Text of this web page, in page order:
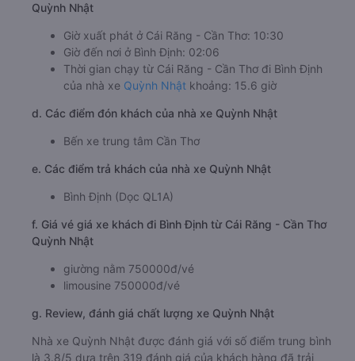
Quỳnh Nhật
Giờ xuất phát ở Cái Răng - Cần Thơ: 10:30
Giờ đến nơi ở Bình Định: 02:06
Thời gian chạy từ Cái Răng - Cần Thơ đi Bình Định
của nhà xe Quỳnh Nhật khoảng: 15.6 giờ
d. Các điểm đón khách của nhà xe Quỳnh Nhật
Bến xe trung tâm Cần Thơ
e. Các điểm trả khách của nhà xe Quỳnh Nhật
Bình Định (Dọc QL1A)
f. Giá vé giá xe khách đi Bình Định từ Cái Răng - Cần Thơ
Quỳnh Nhật
giường nằm 750000đ/vé
limousine 750000đ/vé
g. Review, đánh giá chất lượng xe Quỳnh Nhật
Nhà xe Quỳnh Nhật được đánh giá với số điểm trung bình
là 3.8/5 dựa trên 319 đánh giá của khách hàng đã trải